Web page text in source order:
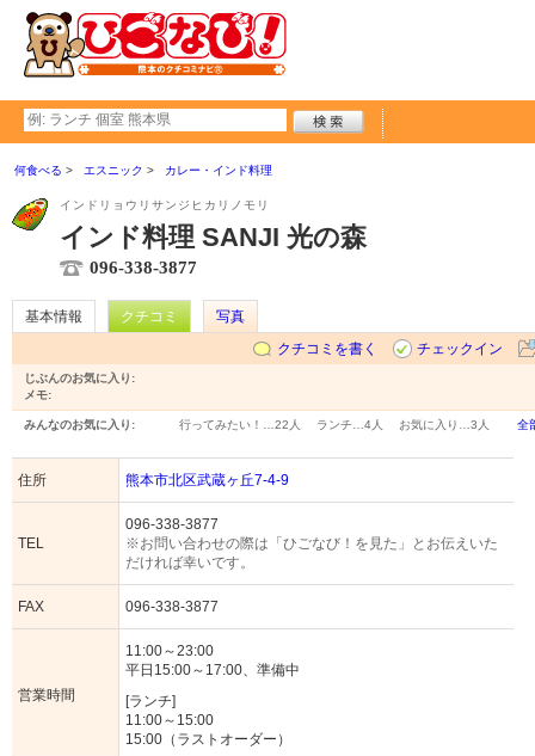
何食べる エスニック カレー・インド料理
インドリョウリサンジヒカリノモリ
インド料理 SANJI 光の森
096-338-3877
基本情報 クチコミ
写真
クチコミを書く
チェックイン
じぶんのお気に入り:
メモ:
みんなのお気に入り: 行ってみたい！… 22人 ランチ… 4人 お気に入り… 3人 全
住所 熊本市北区武蔵ヶ丘7-4-9
TEL
096-338-3877
※お問い合わせの際は「ひごなび！を見た」とお伝えいた
だければ幸いです。
FAX 096-338-3877
営業時間
11:00～23:00
平日15:00～17:00、準備中
[ランチ]
11:00～15:00
15:00（ラストオーダー）